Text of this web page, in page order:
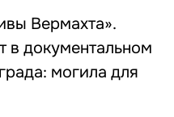
Вермахта».
в документальном
могила для